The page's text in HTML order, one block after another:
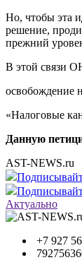
Но, чтобы эта
решение,
прежний
В этой связи
освобождение
«Налоговые
Данную
AST-NEWS.ru
Актуально
+7 927